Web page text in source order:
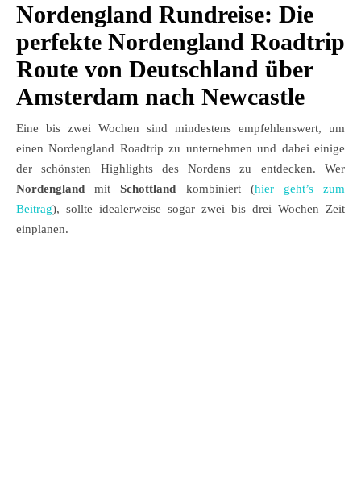
Nordengland Rundreise: Die
perfekte Nordengland Roadtrip
Route von Deutschland über
Amsterdam nach Newcastle
Eine bis zwei Wochen sind mindestens empfehlenswert, um
einen Nordengland Roadtrip zu unternehmen und dabei einige
der schönsten Highlights des Nordens zu entdecken. Wer
Nordengland mitSchottland kombiniert (hier geht’s zum
Beitrag), sollte idealerweise sogar zwei bis drei Wochen Zeit
einplanen.